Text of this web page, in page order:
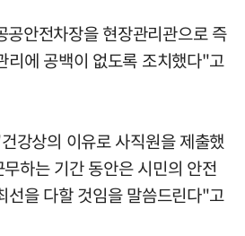
안전차장을 현장관리관으로 즉
리에 공백이 없도록 조치했다"고
강상의 이유로 사직원을 제출했
하는 기간 동안은 시민의 안전
선을 다할 것임을 말씀드린다"고